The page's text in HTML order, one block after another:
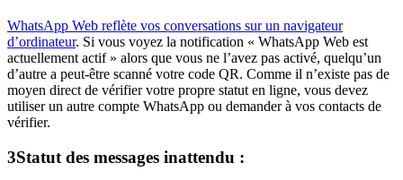
WhatsApp Web reflète vos conversations sur un navigateur
d’ordinateur. Si vous voyez la notification « WhatsApp Web est
actuellement actif » alors que vous ne l’avez pas activé, quelqu’un
d’autre a peut-être scanné votre code QR. Comme il n’existe pas de
moyen direct de vérifier votre propre statut en ligne, vous devez
utiliser un autre compte WhatsApp ou demander à vos contacts de
vérifier.
3Statut des messages inattendu :